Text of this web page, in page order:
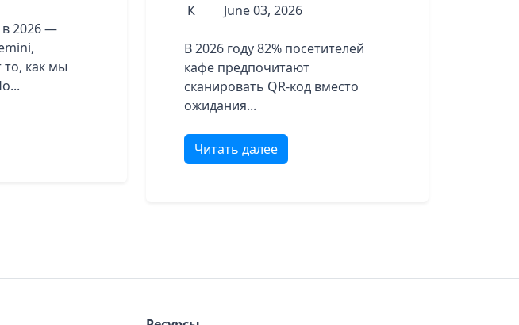
в 2026 —
то, как мы
К June 03, 2026
В 2026 году 82% посетителей
кафе предпочитают
сканировать QR-код вместо
ожидания...
Читать далее